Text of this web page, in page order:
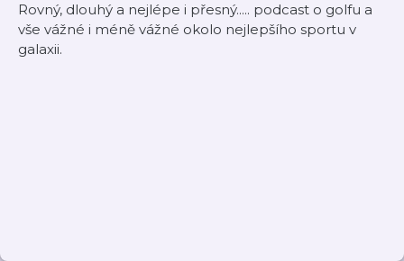
Rovný, dlouhý a nejlépe i přesný..... podcast o golfu a
vše vážné i méně vážné okolo nejlepšího sportu v
galaxii.